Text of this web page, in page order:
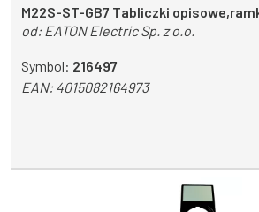
M22S-ST-GB7 Tabliczki
od: EATON Electric Sp. z o.o.
Symbol: 216497
EAN:4015082164973